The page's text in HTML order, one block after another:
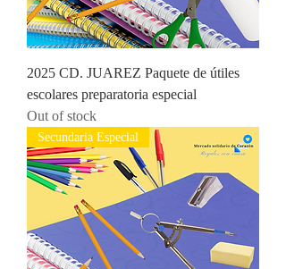
2025 CD. JUAREZ Paquete de útiles
escolares preparatoria especial
Out of stock
Secundaria Especial